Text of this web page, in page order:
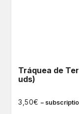
Tráquea de
uds)
3,50€ –